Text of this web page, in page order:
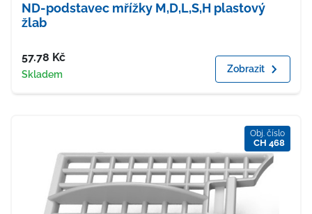
ND-podstavec mřížky M,D,L,S,H plastový
žlab
Cena
57.78 Kč
Dostupnost
Skladem Zobrazit
Obj. číslo
CH 468